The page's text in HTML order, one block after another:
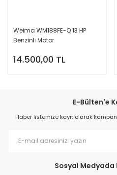
Weima WM188FE-Q 13 HP
Benzinli Motor
14.500,00 TL
E-Bülten'e
Haber listemize kayıt olarak
Sosyal Medyada